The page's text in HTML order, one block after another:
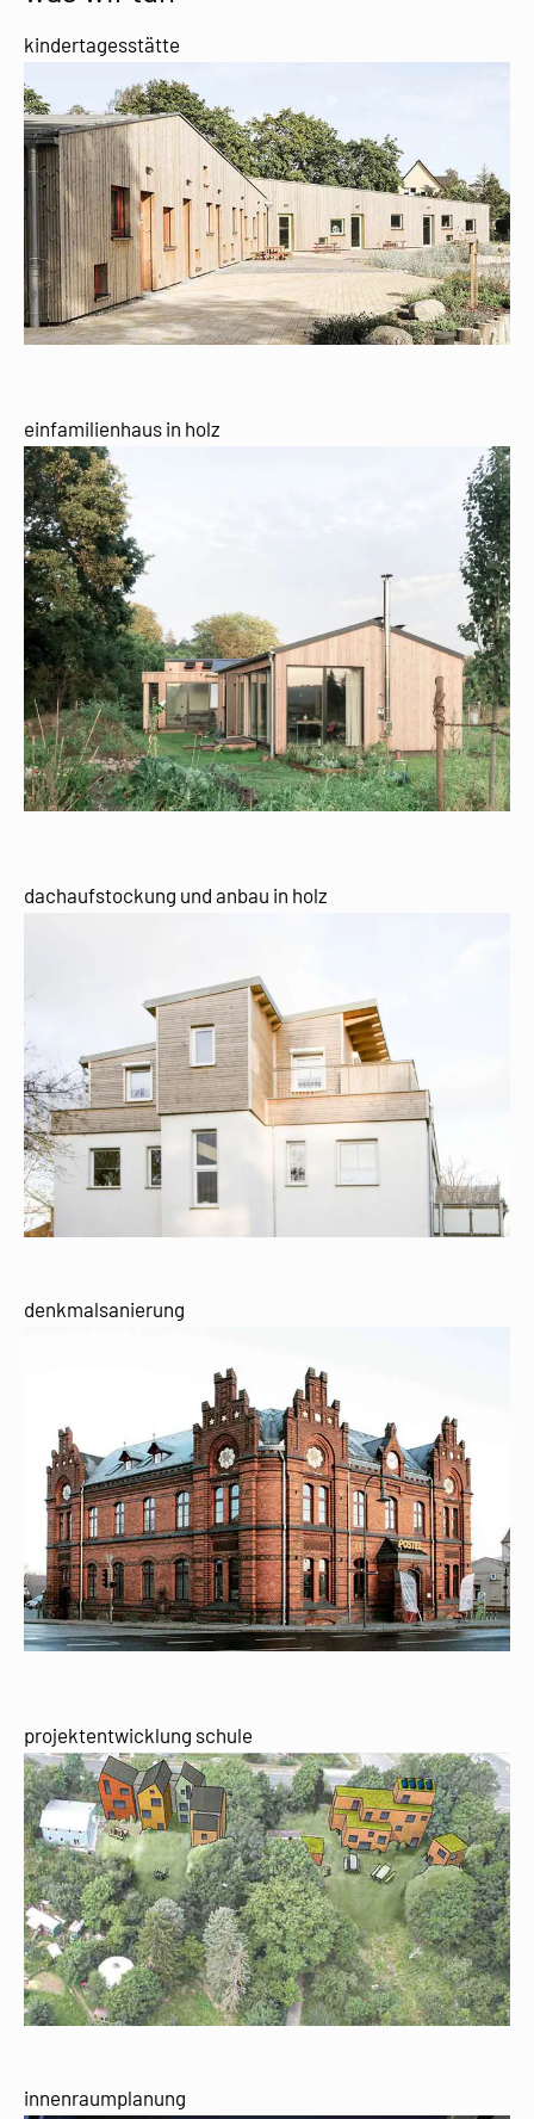
kindertagesstätte
einfamilienhaus in holz
dachaufstockung und anbau in holz
denkmalsanierung
projektentwicklung schule
innenraumplanung